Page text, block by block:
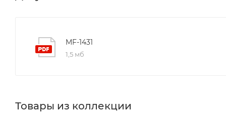
MF-1431
1,5 мб
Товары из коллекции